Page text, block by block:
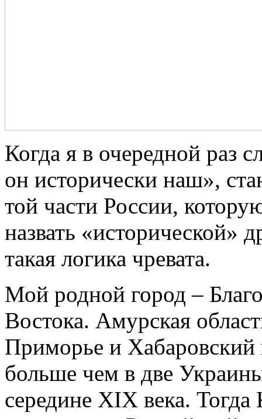
Когда я в очередной
он исторически наш»,
той части России,
назвать «исторической»
такая логика чревата.
Мой родной город –
Востока. Амурская
Приморье и
больше чем в две
середине XIX века.